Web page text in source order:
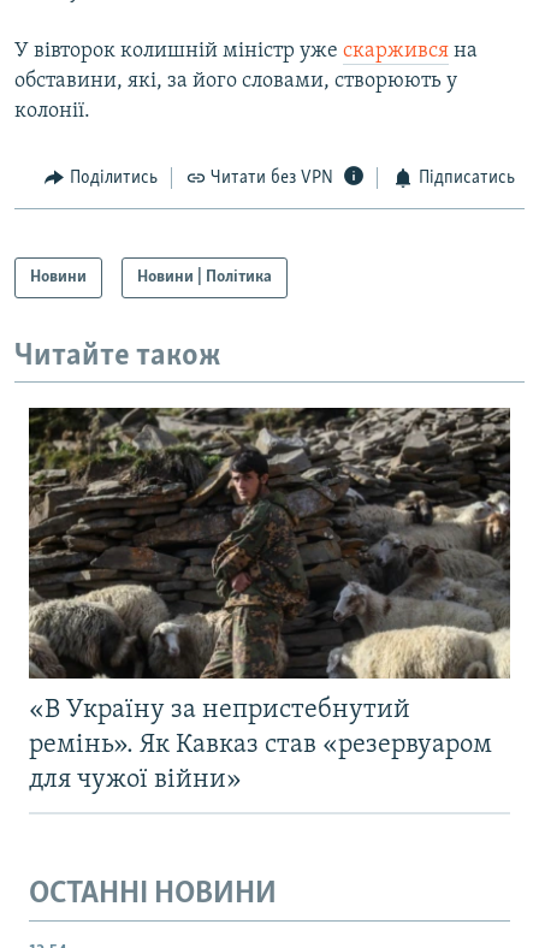
У вівторок колишній міністр уже скаржився на
обставини, які, за його словами, створюють у
колонії.
Поділитись Читати без VPN Підписатись
Новини Новини | Політика
Читайте також
«В Україну за непристебнутий
ремінь». Як Кавказ став «резервуаром
для чужої війни»
ОСТАННІ НОВИНИ